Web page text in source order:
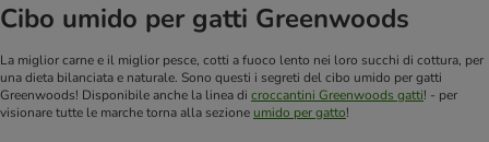
Cibo umido per gatti Greenwoods
La miglior carne e il miglior pesce, cotti a fuoco lento nei loro succhi di cottura, per
una dieta bilanciata e naturale. Sono questi i segreti del cibo umido per gatti
Greenwoods! Disponibile anche la linea di croccantini Greenwoods gatti! - per
visionare tutte le marche torna alla sezione umido per gatto!